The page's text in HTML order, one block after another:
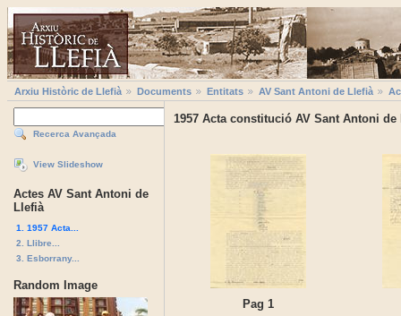
Arxiu Històric de Llefià Documents Entitats AV Sant Antoni de Llefià
Recerca Avançada
View Slideshow
Actes AV Sant Antoni de
Llefià
1. 1957 Acta...
2. Llibre...
3. Esborrany...
Random Image
1957 Acta constitució AV Sant Antoni de
Pag 1